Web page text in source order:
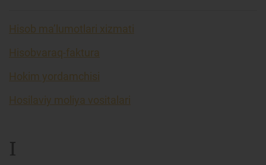
Hisob ma’lumotlari xizmati
Hisobvaraq-faktura
Hokim yordamchisi
Hosilaviy moliya vositalari
I